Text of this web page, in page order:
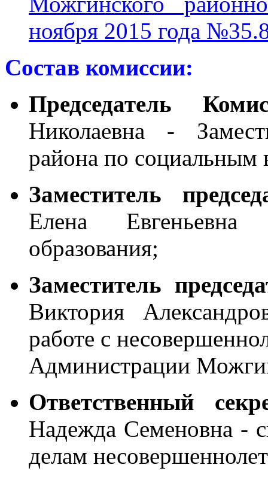
ноября 2015 года
Состав комиссии:
Председатель
Николаевна -
района по социальным
Заместитель
Елена
образования;
Заместитель
Виктория
работе с
Администрации
Ответственный
Надежда Семеновна -
делам